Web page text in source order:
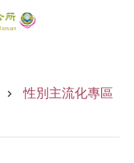
性別主流化專區